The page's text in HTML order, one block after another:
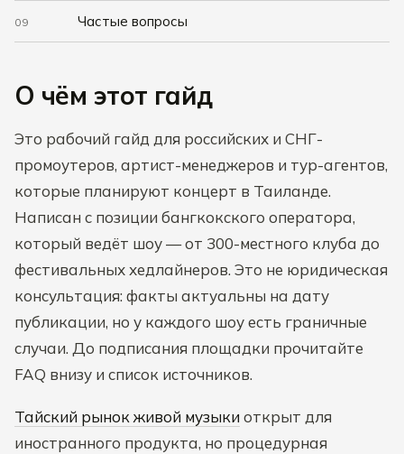
09 Частые вопросы
О чём этот гайд
Это рабочий гайд для российских и СНГ-
промоутеров, артист-менеджеров и тур-агентов,
которые планируют концерт в Таиланде.
Написан с позиции бангкокского оператора,
который ведёт шоу — от 300-местного клуба до
фестивальных хедлайнеров. Это не юридическая
консультация: факты актуальны на дату
публикации, но у каждого шоу есть граничные
случаи. До подписания площадки прочитайте
FAQ внизу и список источников.
Тайский рынок живой музыки открыт для
иностранного продукта, но процедурная